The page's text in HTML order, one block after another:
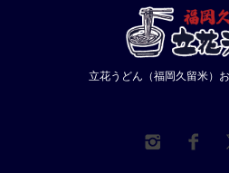
立花うどん（福岡久留米）